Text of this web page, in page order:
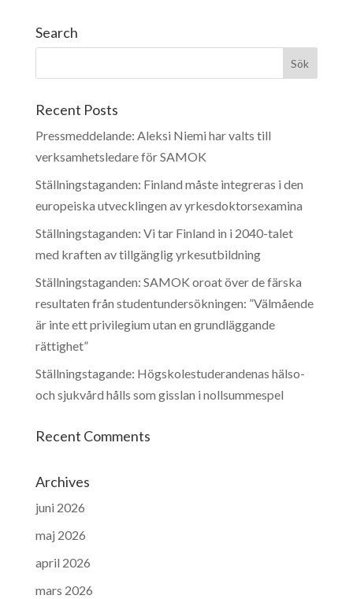
Search
Recent Posts
Pressmeddelande: Aleksi Niemi har valts till
verksamhetsledare för SAMOK
Ställningstaganden: Finland måste integreras i den
europeiska utvecklingen av yrkesdoktorsexamina
Ställningstaganden: Vi tar Finland in i 2040-talet
med kraften av tillgänglig yrkesutbildning
Ställningstaganden: SAMOK oroat över de färska
resultaten från studentundersökningen: ”Välmående
är inte ett privilegium utan en grundläggande
rättighet”
Ställningstagande: Högskolestuderandenas hälso-
och sjukvård hålls som gisslan i nollsummespel
Recent Comments
Archives
juni 2026
maj 2026
april 2026
mars 2026